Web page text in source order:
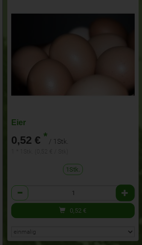
Eier
0,52 € * / 1Stk.
1Stk.
Anzahl
0,52 €